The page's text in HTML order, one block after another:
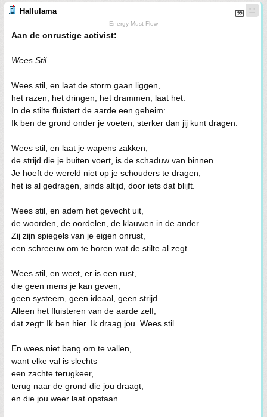
Hallulama
Energy Must Flow
Aan de onrustige activist:
Wees Stil
Wees stil, en laat de storm gaan liggen,
het razen, het dringen, het drammen, laat het.
In de stilte fluistert de aarde een geheim:
Ik ben de grond onder je voeten, sterker dan jij kunt dragen.
Wees stil, en laat je wapens zakken,
de strijd die je buiten voert, is de schaduw van binnen.
Je hoeft de wereld niet op je schouders te dragen,
het is al gedragen, sinds altijd, door iets dat blijft.
Wees stil, en adem het gevecht uit,
de woorden, de oordelen, de klauwen in de ander.
Zij zijn spiegels van je eigen onrust,
een schreeuw om te horen wat de stilte al zegt.
Wees stil, en weet, er is een rust,
die geen mens je kan geven,
geen systeem, geen ideaal, geen strijd.
Alleen het fluisteren van de aarde zelf,
dat zegt: Ik ben hier. Ik draag jou. Wees stil.
En wees niet bang om te vallen,
want elke val is slechts
een zachte terugkeer,
terug naar de grond die jou draagt,
en die jou weer laat opstaan.